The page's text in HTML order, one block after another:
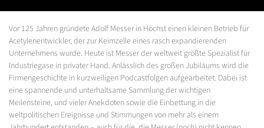
Vor 125 Jahren gründete Adolf Messer in Höchst einen kleinen Betrieb für
Acetylenentwickler, der zur Keimzelle eines rasch expandierenden
Unternehmens wurde. Heute ist Messer der weltweit größte Spezialist für
Industriegase in privater Hand. Anlässlich des großen Jubiläums wird die
Firmengeschichte in kurzweiligen Podcastfolgen aufgearbeitet. Dabei ist
eine spannende und unterhaltsame Sammlung der wichtigen
Meilensteine, und vieler Anekdoten sowie die Einbettung in die
weltpolitischen Ereignisse und Stimmungen von mehr als einem